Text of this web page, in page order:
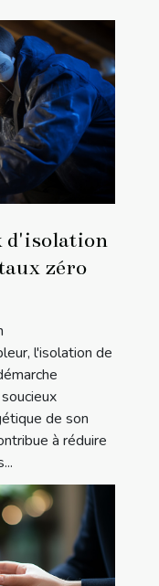
d'isolation
zéro
l'isolation de
de son
à réduire